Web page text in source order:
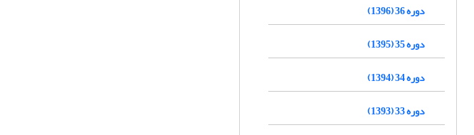
دوره 36 (1396)
دوره 35 (1395)
دوره 34 (1394)
دوره 33 (1393)